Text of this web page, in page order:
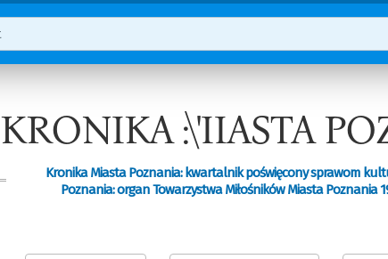
KRONIKA :\'IIASTA
Kronika Miasta Poznania: kwartalnik poświęcony sprawom
Poznania: organ Towarzystwa Miłośników Miasta Poznania